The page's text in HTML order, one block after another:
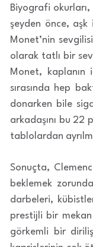
Biyografi
şeyden önce, aşk
Monet’nin
olarak tatlı bir
Monet, kaplanın
sırasında hep
donarken bile
arkadaşını bu 22
tablolardan
Sonuçta,
beklemek
darbeleri,
prestijli bir
görkemli bir